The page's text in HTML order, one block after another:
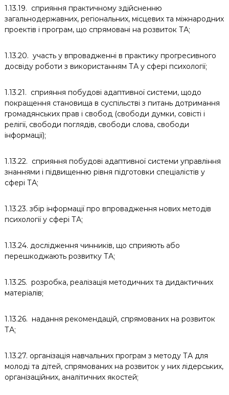
1.13.19. сприяння практичному здійсненню
загальнодержавних, регіональних, місцевих та міжнародних
проектів і програм, що спрямовані на розвиток ТА;
1.13.20. участь у впровадженні в практику прогресивного
досвіду роботи з використанням ТА у сфері психології;
1.13.21. сприяння побудові адаптивної системи, щодо
покращення становища в суспільстві з питань дотримання
громадянських прав і свобод (свободи думки, совісті і
релігії, свободи поглядів, свободи слова, свободи
інформації);
1.13.22. сприяння побудові адаптивної системи управління
знаннями і підвищенню рівня підготовки спеціалістів у
сфері ТА;
1.13.23. збір інформації про впровадження нових методів
психології у сфері ТА;
1.13.24. дослідження чинників, що сприяють або
перешкоджають розвитку ТА;
1.13.25. розробка, реалізація методичних та дидактичних
матеріалів;
1.13.26. надання рекомендацій, спрямованих на розвиток
ТА;
1.13.27. організація навчальних програм з методу ТА для
молоді та дітей, спрямованих на розвиток у них лідерських,
організаційних, аналітичних якостей;